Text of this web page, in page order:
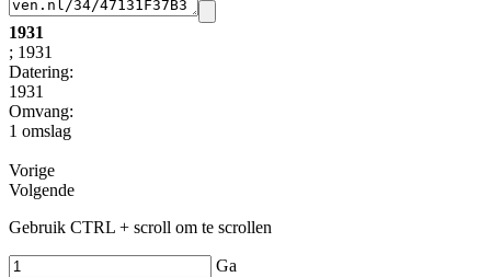
1931
; 1931
Datering:
1931
Omvang:
1 omslag
Vorige
Volgende
Gebruik CTRL + scroll om te scrollen
Ga